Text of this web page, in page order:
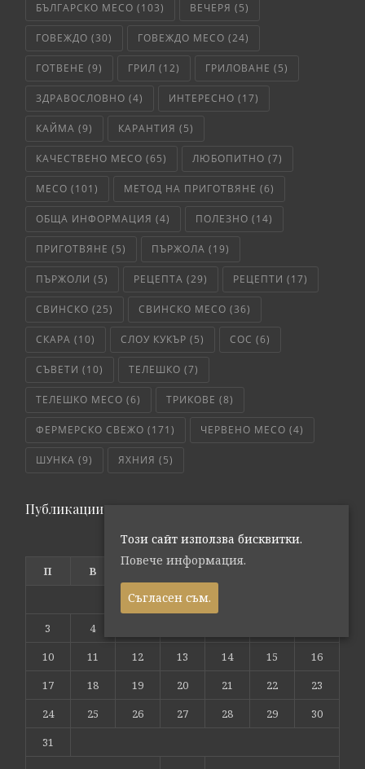
БЪЛГАРСКО МЕСО (103) ВЕЧЕРЯ (5)
ГОВЕЖДО (30) ГОВЕЖДО МЕСО (24)
ГОТВЕНЕ (9) ГРИЛ (12) ГРИЛОВАНЕ (5)
ЗДРАВОСЛОВНО (4) ИНТЕРЕСНО (17)
КАЙМА (9) КАРАНТИЯ (5)
КАЧЕСТВЕНО МЕСО (65) ЛЮБОПИТНО (7)
МЕСО (101) МЕТОД НА ПРИГОТВЯНЕ (6)
ОБЩА ИНФОРМАЦИЯ (4) ПОЛЕЗНО (14)
ПРИГОТВЯНЕ (5) ПЪРЖОЛА (19)
ПЪРЖОЛИ (5) РЕЦЕПТА (29) РЕЦЕПТИ (17)
СВИНСКО (25) СВИНСКО МЕСО (36)
СКАРА (10) СЛОУ КУКЪР (5) СОС (6)
СЪВЕТИ (10) ТЕЛЕШКО (7)
ТЕЛЕШКО МЕСО (6) ТРИКОВЕ (8)
ФЕРМЕРСКО СВЕЖО (171) ЧЕРВЕНО МЕСО (4)
ШУНКА (9) ЯХНИЯ (5)
Публикации по дата
август 2026
П В Ч П
3
4
10
11 12 13 14 15
16
17
18 19 20 21 22
23
24
25 26 27 28 29
30
31
Този сайт използва бисквитки.
Повече информация.
Съгласен съм.